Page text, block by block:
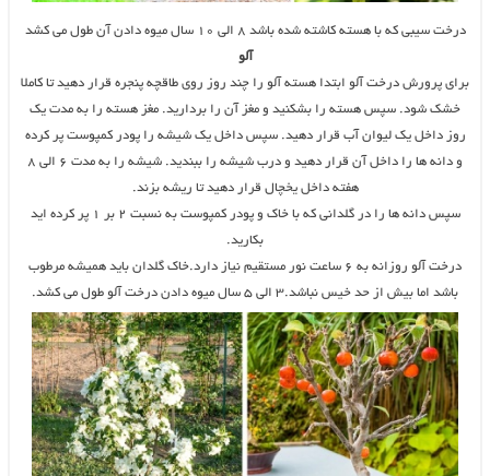
درخت سیبی که با هسته کاشته شده باشد ۸ الی ۱۰ سال میوه دادن آن طول می کشد
آلو
برای پرورش درخت آلو ابتدا هسته آلو را چند روز روی طاقچه پنجره قرار دهید تا کاملا
خشک شود. سپس هسته را بشکنید و مغز آن را بردارید. مغز هسته را به مدت یک
روز داخل یک لیوان آب قرار دهید. سپس داخل یک شیشه را پودر کمپوست پر کرده
و دانه ها را داخل آن قرار دهید و درب شیشه را ببندید. شیشه را به مدت ۶ الی ۸
هفته داخل یخچال قرار دهید تا ریشه بزند.
سپس دانه ها را در گلدانی که با خاک و پودر کمپوست به نسبت ۲ بر ۱ پر کرده اید
بکارید.
درخت آلو روزانه به ۶ ساعت نور مستقیم نیاز دارد.خاک گلدان باید همیشه مرطوب
باشد اما بیش از حد خیس نباشد.۳ الی ۵ سال میوه دادن درخت آلو طول می کشد.